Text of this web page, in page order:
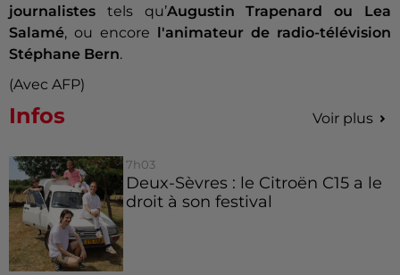
journalistes tels qu’Augustin Trapenard ou Lea
Salamé, ou encore
l'animateur de radio-télévision
Stéphane Bern.
(Avec AFP)
Infos Voir plus
7h03
Deux-Sèvres : le Citroën C15 a le
droit à son festival